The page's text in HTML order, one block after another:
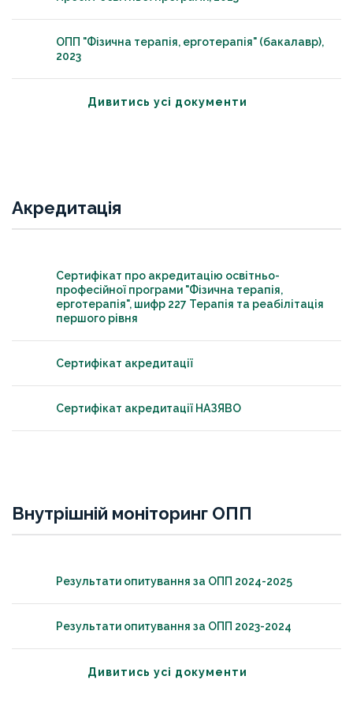
ОПП "Фізична терапія, ерготерапія" (бакалавр),
2023
Дивитись усі документи
Акредитація
Сертифікат про акредитацію освітньо-
професійної програми "Фізична терапія,
ерготерапія", шифр 227 Терапія та реабілітація
першого рівня
Сертифікат акредитації
Сертифікат акредитації НАЗЯВО
Внутрішній моніторинг ОПП
Результати опитування за ОПП 2024-2025
Результати опитування за ОПП 2023-2024
Дивитись усі документи